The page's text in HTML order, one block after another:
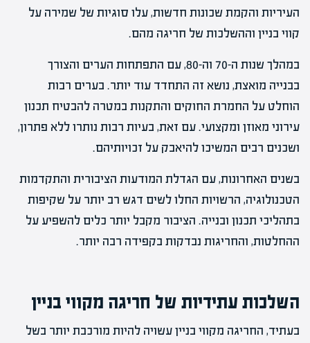
העיריות והקמת שכונות חדשות, עלו סוגיות של שמירה על
קווי בניין וההשלכות של חריגה מהם.
במהלך שנות ה-70 וה-80, עם התפתחות הערים והצורך
בבנייה מואצת, נושא זה התחדד עוד יותר. בערים רבות
הוחלט על החמרת החוקים והתקנות במטרה להבטיח תכנון
עירוני מאוזן ומקצועי. עם זאת, בעיות רבות נותרו ללא פתרון,
ושכנים רבים המשיכו להיאבק על זכויותיהם.
בשנים האחרונות, עם הגדלת המודעות הציבורית והתקדמות
הטכנולוגיה, הרשויות החלו לשים דגש רב יותר על שקיפות
בתהליכי תכנון ובנייה. הציבור מקבל יותר כלים להשפיע על
ההחלטות, והחריגות נבדקות בקפידה רבה יותר.
השלכות עתידיות של חריגה מקווי בניין
בעתיד, החריגה מקווי בניין עשויה להיות מורכבת יותר בשל